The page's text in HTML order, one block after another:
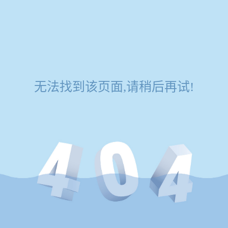
无法找到该页面,请稍后再试!